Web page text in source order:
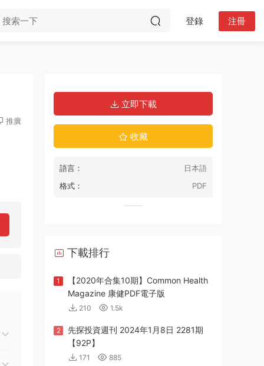
登錄 注冊
推廣
立即下載
收藏
語言：
日本語
格式：
PDF
下載排行
1
【2020年合集10期】Common Health
Magazine 康健PDF電子版
210 1.5k
2
先探投資週刊 2024年1月8日 2281期
【92P】
171 885